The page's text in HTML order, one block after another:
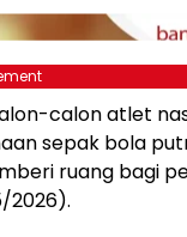
calon atlet
sepak bola
ruang bagi
2026).